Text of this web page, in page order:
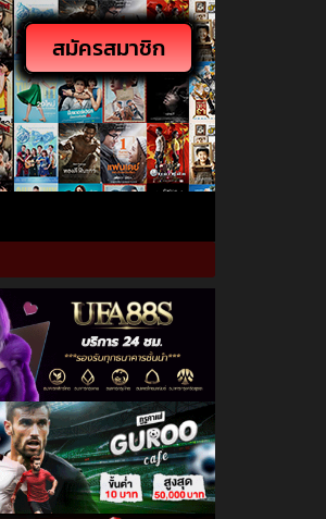
สมัครสมาชิก